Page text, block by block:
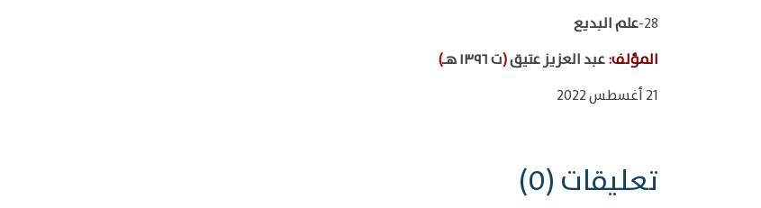
28- علم البديع
المؤلف:عبد العزيز عتيق(ت ١٣٩٦ هـ
)
21 أغسطس 2022
تعليقات (0)